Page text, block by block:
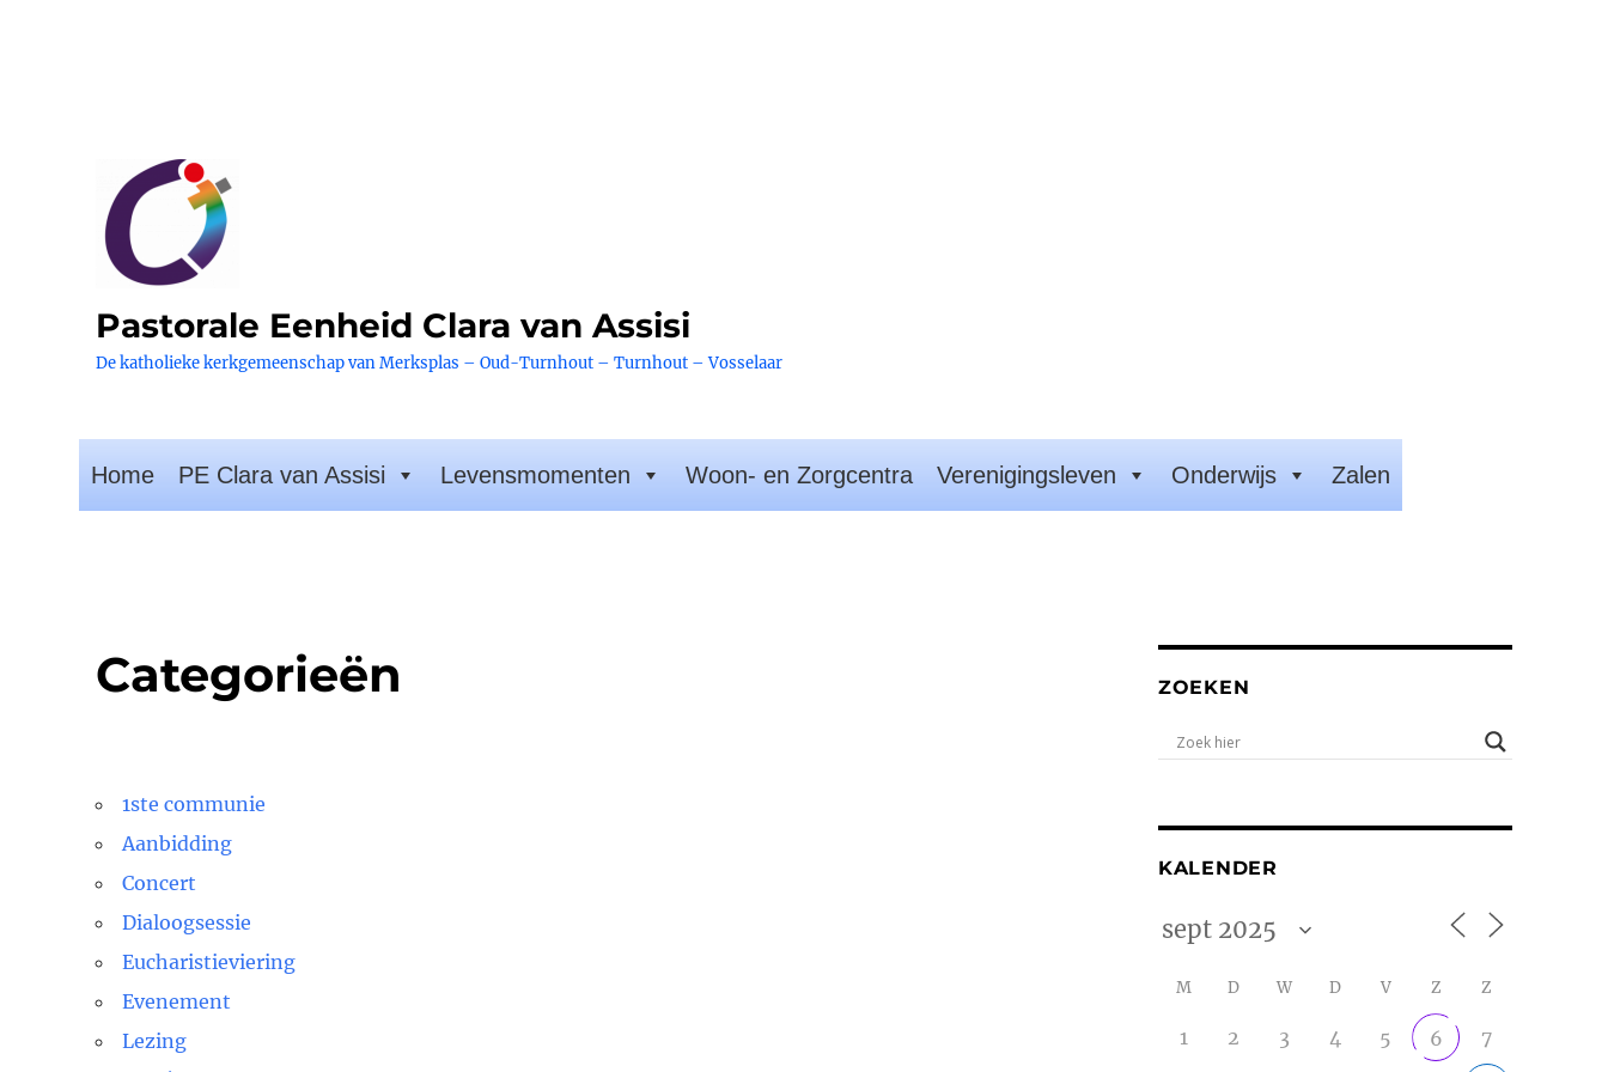
Pastorale Eenheid Clara van Assisi
De katholieke kerkgemeenschap van Merksplas – Oud-Turnhout – Turnhout – Vosselaar
Home PE Clara van Assisi Levensmomenten Woon- en Zorgcentra Verenigingsleven Onderwijs Zalen
Categorieën
1ste communie
Aanbidding
Concert
Dialoogsessie
Eucharistieviering
Evenement
Lezing
ZOEKEN
KALENDER
M D W D V Z Z
1 2 3 4 5 6 7